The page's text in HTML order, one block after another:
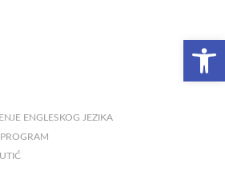
Open toolbar
ENGLESKOG JEZIKA